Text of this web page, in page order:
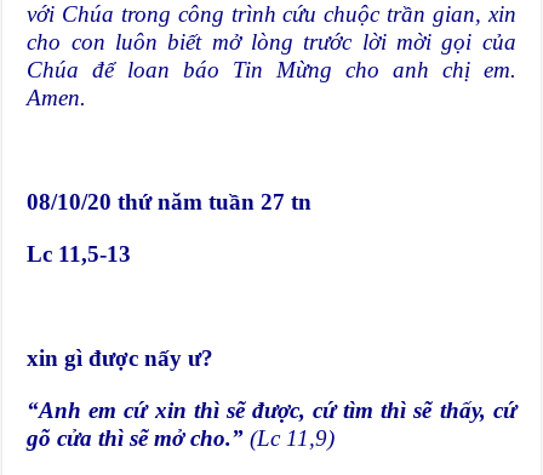
với Chúa trong công trình cứu chuộc trần gian, xin
cho con luôn biết mở lòng trước lời mời gọi của
Chúa để loan báo Tin Mừng cho anh chị em.
Amen.
08/10/20 thứ năm tuần 27 tn
Lc 11,5-13
xin gì được nấy ư?
“Anh em cứ xin thì sẽ được, cứ tìm thì sẽ thấy, cứ
gõ cửa thì sẽ mở cho.”(Lc 11,9)